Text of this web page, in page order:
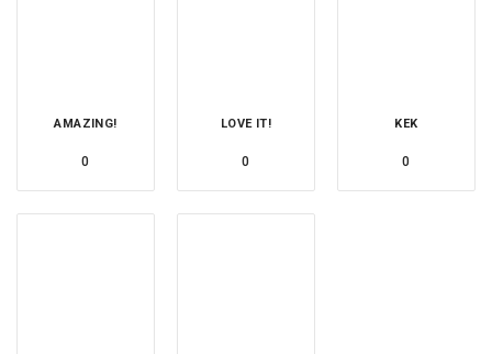
AMAZING!
0
LOVE IT!
0
KEK
0